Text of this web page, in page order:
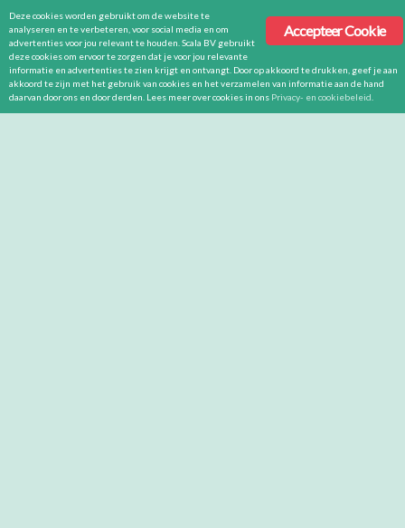
Accepteer Cookie
Deze cookies worden gebruikt om de website te
analyseren en te verbeteren, voor social media en om
advertenties voor jou relevant te houden. Scala BV gebruikt
deze cookies om ervoor te zorgen dat je voor jou relevante
informatie en advertenties te zien krijgt en ontvangt. Door op akkoord te drukken, geef je aan
akkoord te zijn met het gebruik van cookies en het verzamelen van informatie aan de hand
daarvan door ons en door derden. Lees meer over cookies in ons Privacy- en cookiebeleid